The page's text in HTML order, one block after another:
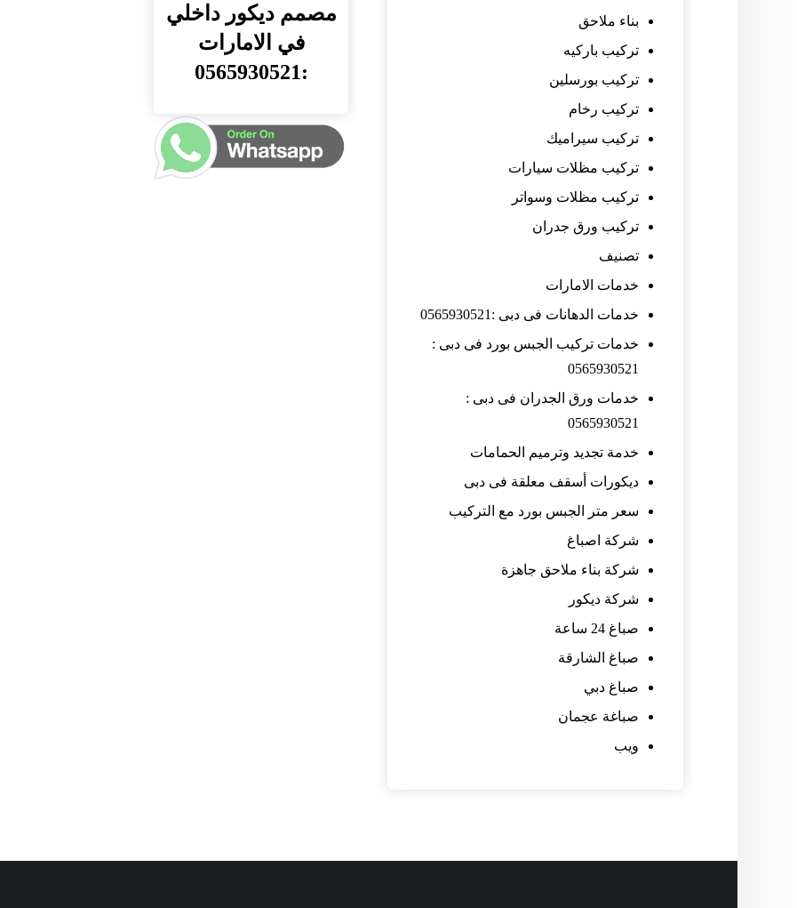
مصمم ديكور داخلي
في الامارات
:0565930521
بناء ملاحق
تركيب باركيه
تركيب بورسلين
تركيب رخام
تركيب سيراميك
تركيب مظلات سيارات
تركيب مظلات وسواتر
تركيب ورق جدران
تصنيف
خدمات الامارات
خدمات الدهانات فى دبى :0565930521
خدمات تركيب الجبس بورد فى دبى :
0565930521
خدمات ورق الجدران فى دبى :
0565930521
خدمة تجديد وترميم الحمامات
ديكورات أسقف معلقة فى دبى
سعر متر الجبس بورد مع التركيب
شركة اصباغ
شركة بناء ملاحق جاهزة
شركة ديكور
صباغ 24 ساعة
صباغ الشارقة
صباغ دبي
صباغة عجمان
ويب